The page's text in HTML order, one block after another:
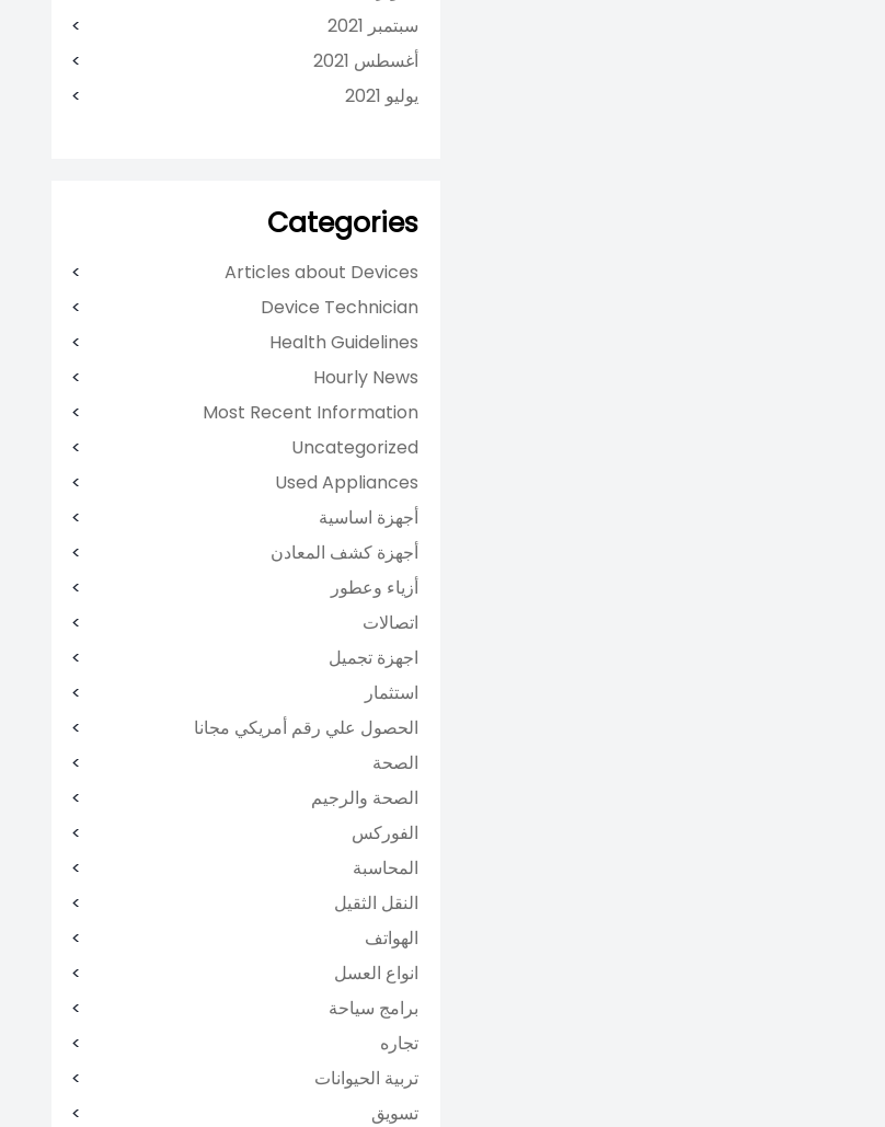
سبتمبر 2021
أغسطس 2021
يوليو 2021
Categories
Articles about Devices
Device Technician
Health Guidelines
Hourly News
Most Recent Information
Uncategorized
Used Appliances
أجهزة اساسية
أجهزة كشف المعادن
أزياء وعطور
اتصالات
اجهزة تجميل
استثمار
الحصول علي رقم أمريكي مجانا
الصحة
الصحة والرجيم
الفوركس
المحاسبة
النقل الثقيل
الهواتف
انواع العسل
برامج سياحة
تجاره
تربية الحيوانات
تسويق